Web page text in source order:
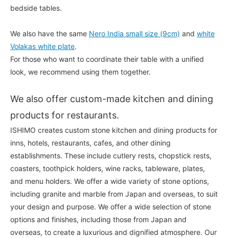
bedside tables.
We also have the same Nero India small size (9cm) and white
Volakas white plate.
For those who want to coordinate their table with a unified
look, we recommend using them together.
We also offer custom-made kitchen and dining
products for restaurants.
ISHIMO creates custom stone kitchen and dining products for
inns, hotels, restaurants, cafes, and other dining
establishments. These include cutlery rests, chopstick rests,
coasters, toothpick holders, wine racks, tableware, plates,
and menu holders. We offer a wide variety of stone options,
including granite and marble from Japan and overseas, to suit
your design and purpose. We offer a wide selection of stone
options and finishes, including those from Japan and
overseas, to create a luxurious and dignified atmosphere. Our